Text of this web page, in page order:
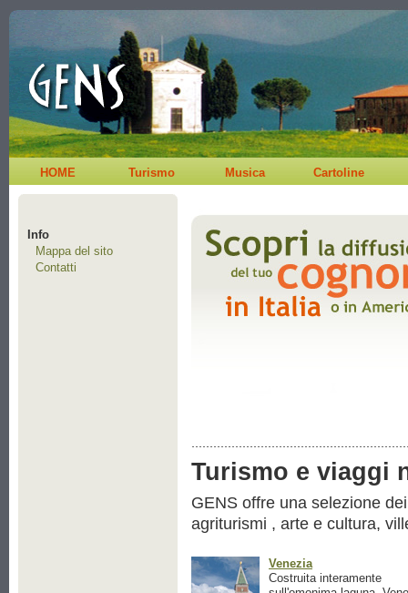
HOME Turismo Musica Cartoline
Info
Mappa del sito
Contatti
Turismo e viaggi
GENS offre una selezione
agriturismi , arte e cultura,
Venezia
Costruita interamente